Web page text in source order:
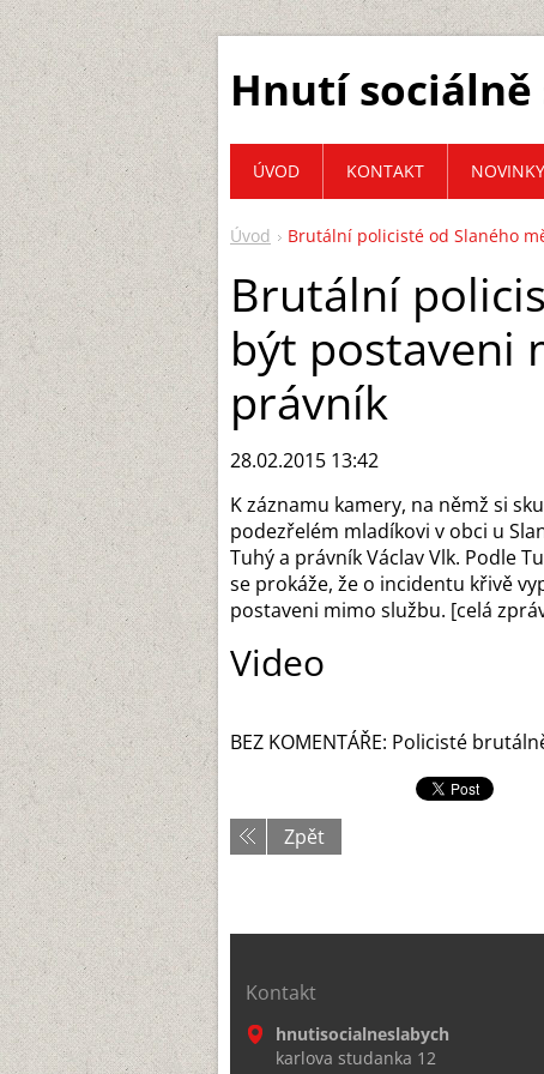
Hnutí sociálně
Úvod Brutální policisté od Slaného
Brutální
být postaveni
právník
28.02.2015 13:42
K záznamu kamery, na němž si
podezřelém mladíkovi v obci u
Tuhý a právník Václav Vlk. Podle
se prokáže, že o incidentu křivě
postaveni mimo službu. [celá
Video
BEZ KOMENTÁŘE: Policisté
Zpět
ÚVOD KONTAKT NOVINKY
Kontakt
hnutisocialneslabych
karlova studanka 12